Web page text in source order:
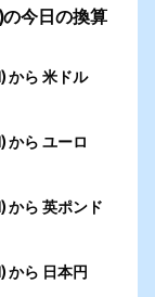
今日の換算
ら 米ドル
ら ユーロ
ら 英ポンド
ら 日本円